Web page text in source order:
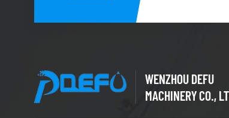
WENZHOU DEFU
MACHINERY CO.,